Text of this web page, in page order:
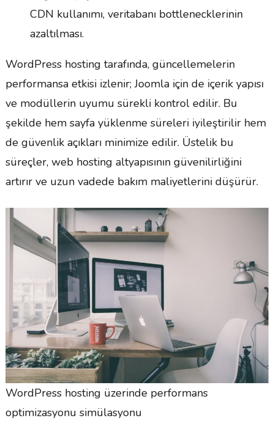
CDN kullanımı, veritabanı bottlenecklerinin
azaltılması.
WordPress hosting tarafında, güncellemelerin
performansa etkisi izlenir; Joomla için de içerik yapısı
ve modüllerin uyumu sürekli kontrol edilir. Bu
şekilde hem sayfa yüklenme süreleri iyileştirilir hem
de güvenlik açıkları minimize edilir. Üstelik bu
süreçler, web hosting altyapısının güvenilirliğini
artırır ve uzun vadede bakım maliyetlerini düşürür.
WordPress hosting üzerinde performans
optimizasyonu simülasyonu